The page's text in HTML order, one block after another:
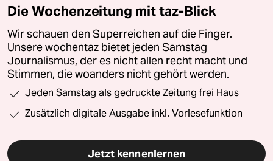
Die Wochenzeitung mit taz-Blick
Wir schauen den Superreichen auf die Finger.
Unsere wochentaz bietet jeden Samstag
Journalismus, der es nicht allen recht macht und
Stimmen, die woanders nicht gehört werden.
Jeden Samstag als gedruckte Zeitung frei Haus
Zusätzlich digitale Ausgabe inkl. Vorlesefunktion
Jetzt kennenlernen